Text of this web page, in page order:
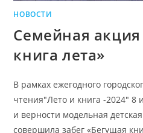
НОВОСТИ
Семейная
книга лета»
В рамках ежегодного
чтения"Лето и книга -2024"
и верности модельная
совершила забег «Бегущая